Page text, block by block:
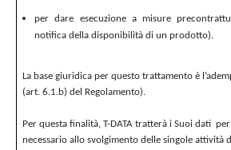
per dare esecuzione a misure
notifica della disponibilità di un prodotto).
La base giuridica per questo trattamento è
(art. 6.1.b) del Regolamento).
Per questa finalità, T-DATA tratterà i Suoi dati
necessario allo svolgimento delle singole attività